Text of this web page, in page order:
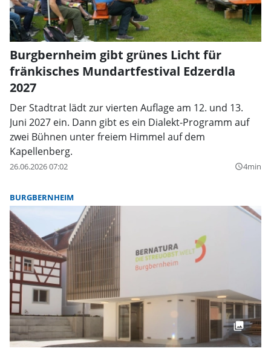
Burgbernheim gibt grünes Licht für
fränkisches Mundartfestival Edzerdla
2027
Der Stadtrat lädt zur vierten Auflage am 12. und 13.
Juni 2027 ein. Dann gibt es ein Dialekt-Programm auf
zwei Bühnen unter freiem Himmel auf dem
Kapellenberg.
26.06.2026 07:02 query_builder4min
BURGBERNHEIM